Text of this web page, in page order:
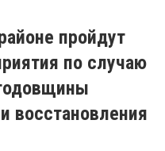
пройдут
по случаю
восстановления